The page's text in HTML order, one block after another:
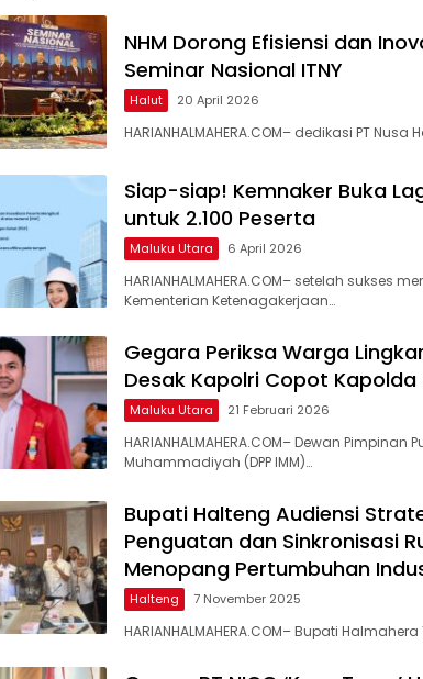
NHM Dorong Efisiensi dan
Seminar Nasional ITNY
Halut 20 April 2026
HARIANHALMAHERA.COM– dedikasi PT
Siap-siap! Kemnaker Buka
untuk 2.100 Peserta
Maluku Utara 6 April 2026
HARIANHALMAHERA.COM– setelah sukses
Kementerian Ketenagakerjaan…
Gegara Periksa Warga
Desak Kapolri Copot Kapolda
Maluku Utara 21 Februari 2026
HARIANHALMAHERA.COM– Dewan
Muhammadiyah (DPP IMM)…
Bupati Halteng Audiensi
Penguatan dan Sinkronisasi
Menopang Pertumbuhan
Halteng 7 November 2025
HARIANHALMAHERA.COM– Bupati